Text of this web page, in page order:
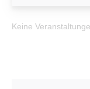
Aktuelles
Keine